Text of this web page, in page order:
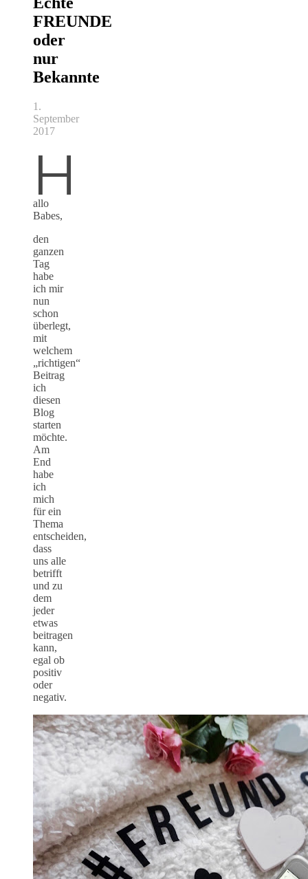
FREUNDE
oder
nur
Bekannte
1.
September
2017
H
allo
Babes,
den
ganzen
Tag
habe
ich mir
nun
schon
überlegt,
mit
welchem
„richtigen“
Beitrag
ich
diesen
Blog
starten
möchte.
Am
End
habe
ich
mich
für ein
Thema
entscheiden,
dass
uns alle
betrifft
und zu
dem
jeder
etwas
beitragen
kann,
egal ob
positiv
oder
negativ.